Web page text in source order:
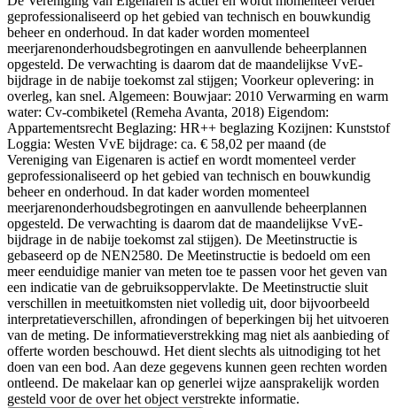
geprofessionaliseerd op het gebied van technisch en bouwkundig
beheer en onderhoud. In dat kader worden momenteel
meerjarenonderhoudsbegrotingen en aanvullende beheerplannen
opgesteld. De verwachting is daarom dat de maandelijkse VvE-
bijdrage in de nabije toekomst zal stijgen; Voorkeur oplevering: in
overleg, kan snel. Algemeen: Bouwjaar: 2010 Verwarming en warm
water: Cv-combiketel (Remeha Avanta, 2018) Eigendom:
Appartementsrecht Beglazing: HR++ beglazing Kozijnen: Kunststof
Loggia: Westen VvE bijdrage: ca. € 58,02 per maand (de
Vereniging van Eigenaren is actief en wordt momenteel verder
geprofessionaliseerd op het gebied van technisch en bouwkundig
beheer en onderhoud. In dat kader worden momenteel
meerjarenonderhoudsbegrotingen en aanvullende beheerplannen
opgesteld. De verwachting is daarom dat de maandelijkse VvE-
bijdrage in de nabije toekomst zal stijgen). De Meetinstructie is
gebaseerd op de NEN2580. De Meetinstructie is bedoeld om een
meer eenduidige manier van meten toe te passen voor het geven van
een indicatie van de gebruiksoppervlakte. De Meetinstructie sluit
verschillen in meetuitkomsten niet volledig uit, door bijvoorbeeld
interpretatieverschillen, afrondingen of beperkingen bij het uitvoeren
van de meting. De informatieverstrekking mag niet als aanbieding of
offerte worden beschouwd. Het dient slechts als uitnodiging tot het
doen van een bod. Aan deze gegevens kunnen geen rechten worden
ontleend. De makelaar kan op generlei wijze aansprakelijk worden
gesteld voor de over het object verstrekte informatie.